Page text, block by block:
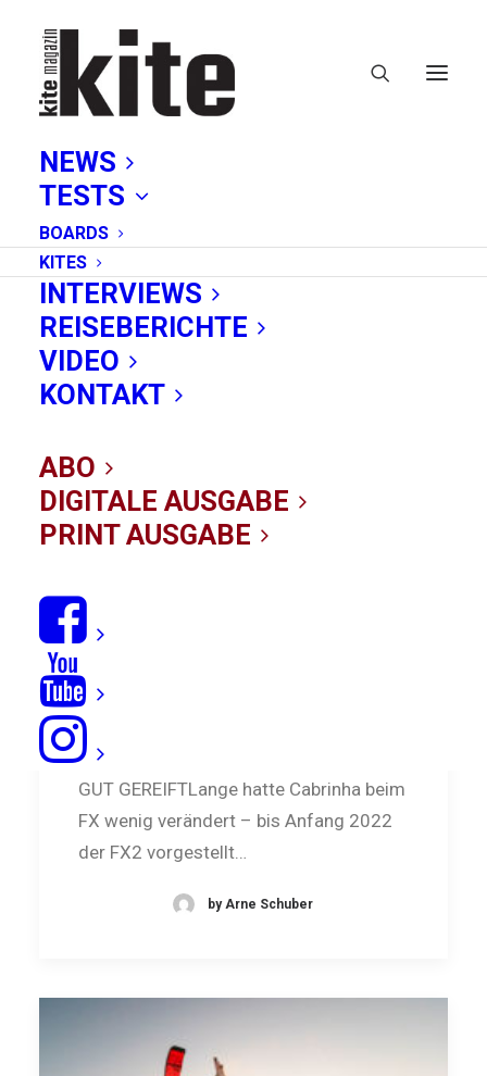
NEWS
TESTS
BOARDS
KITES
INTERVIEWS
REISEBERICHTE
VIDEO
KONTAKT
ABO
DIGITALE AUSGABE
PRINT AUSGABE
Freeride/Freestyle
Test: Cabrinha FX2
GUT GEREIFTLange hatte Cabrinha beim
FX wenig verändert – bis Anfang 2022
der FX2 vorgestellt…
by Arne Schuber